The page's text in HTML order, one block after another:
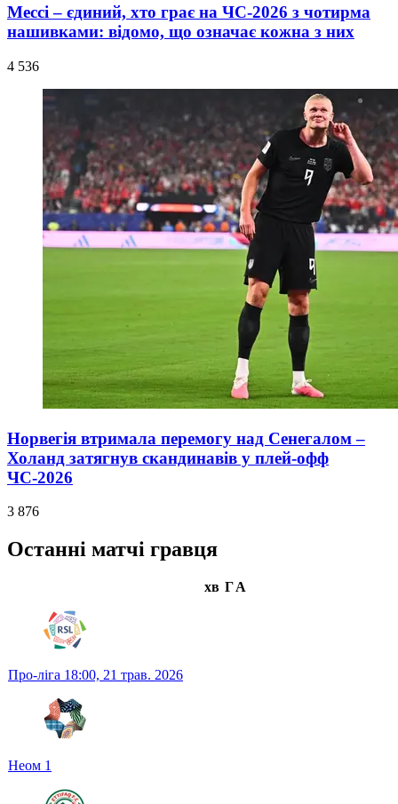
Мессі – єдиний, хто грає на ЧС-2026 з чотирма
нашивками: відомо, що означає кожна з них
4 536
Норвегія втримала перемогу над Сенегалом –
Холанд затягнув скандинавів у плей-офф
ЧС-2026
3 876
Останні матчі гравця
хв ГА
Про-ліга 18:00, 21 трав. 2026
Неом 1